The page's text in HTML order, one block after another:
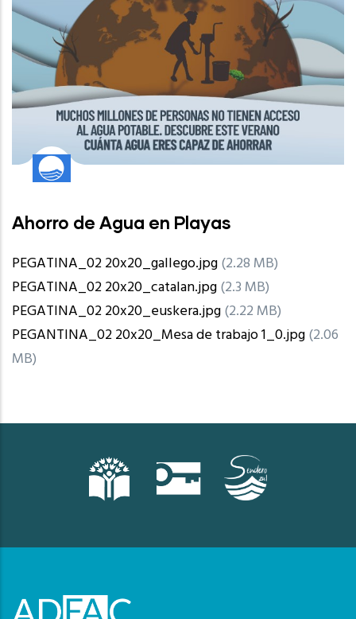
Ahorro de Agua en Playas
PEGATINA_02 20x20_gallego.jpg(2.28 MB)
PEGATINA_02 20x20_catalan.jpg(2.3 MB)
PEGATINA_02 20x20_euskera.jpg(2.22 MB)
PEGANTINA_02 20x20_Mesa de trabajo 1_0.jpg(2.06
MB)